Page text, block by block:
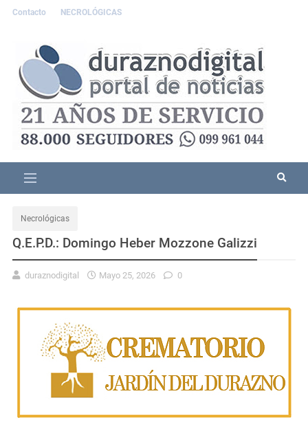
Contacto NECROLÓGICAS
Necrológicas
Q.E.P.D.: Domingo Heber Mozzone Galizzi
duraznodigital Mayo 25, 2026 0